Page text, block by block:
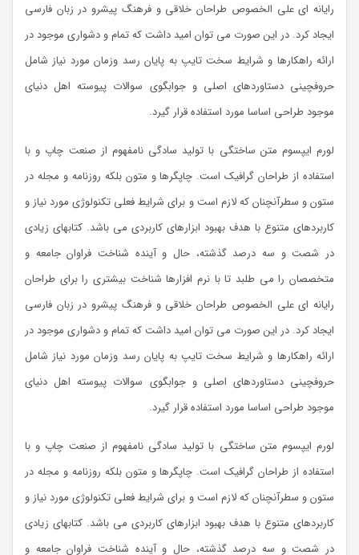
رایانه ای علی الخصوص طراحان خلاقی و فرهنگ پیشرو در زبان فارسی
ایجاد کرد. در این صورت می توان امید داشت که تمام و دشواری موجود در
ارائه راهکارها و شرایط سخت تایپ به پایان رسد وزمان مورد نیاز شامل
حروفچینی دستاوردهای اصلی و جوابگوی سوالات پیوسته اهل دنیای
موجود طراحی اساسا مورد استفاده قرار گیرد.
لورم ایپسوم متن ساختگی با تولید سادگی نامفهوم از صنعت چاپ و با
استفاده از طراحان گرافیک است. چاپگرها و متون بلکه روزنامه و مجله در
ستون و سطرآنچنان که لازم است و برای شرایط فعلی تکنولوژی مورد نیاز و
کاربردهای متنوع با هدف بهبود ابزارهای کاربردی می باشد. کتابهای زیادی
در شصت و سه درصد گذشته، حال و آینده شناخت فراوان جامعه و
متخصصان را می طلبد تا با نرم افزارها شناخت بیشتری را برای طراحان
رایانه ای علی الخصوص طراحان خلاقی و فرهنگ پیشرو در زبان فارسی
ایجاد کرد. در این صورت می توان امید داشت که تمام و دشواری موجود در
ارائه راهکارها و شرایط سخت تایپ به پایان رسد وزمان مورد نیاز شامل
حروفچینی دستاوردهای اصلی و جوابگوی سوالات پیوسته اهل دنیای
موجود طراحی اساسا مورد استفاده قرار گیرد.
لورم ایپسوم متن ساختگی با تولید سادگی نامفهوم از صنعت چاپ و با
استفاده از طراحان گرافیک است. چاپگرها و متون بلکه روزنامه و مجله در
ستون و سطرآنچنان که لازم است و برای شرایط فعلی تکنولوژی مورد نیاز و
کاربردهای متنوع با هدف بهبود ابزارهای کاربردی می باشد. کتابهای زیادی
در شصت و سه درصد گذشته، حال و آینده شناخت فراوان جامعه و